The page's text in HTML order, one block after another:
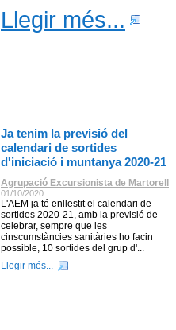
Llegir més...
Ja tenim la previsió del
calendari de sortides
d'iniciació i muntanya 2020-21
Agrupació Excursionista de Martorell
01/10/2020
L'AEM ja té enllestit el calendari de
sortides 2020-21, amb la previsió de
celebrar, sempre que les
cinscumstàncies sanitàries ho facin
possible, 10 sortides del grup d'...
Llegir més...